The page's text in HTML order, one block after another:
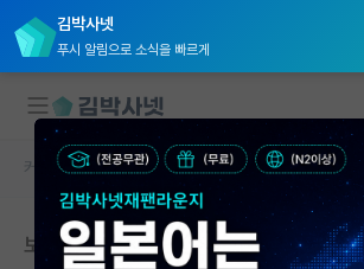
김박사넷
푸시 알림으로 소식을 빠르게
대학원생 모집
국내대학원 정보
커뮤니티 홈 자유 게시판(아무개랩)
보통 대학원생분들 하루, 일주일 근무